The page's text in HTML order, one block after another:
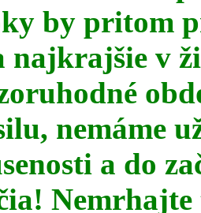
by pritom
najkrajšie v
nemáme
a do